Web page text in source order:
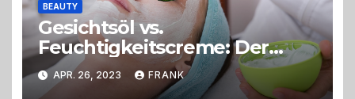
BEAUTY
Gesichtsöl vs.
Feuchtigkeitscreme: Der
ultimative Vergleich für
optimale Hautpflege
APR. 26, 2023 FRANK